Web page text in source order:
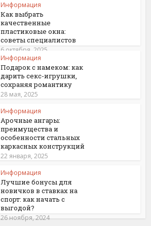
Информация
Как выбрать
качественные
пластиковые окна:
советы специалистов
6 октября, 2025
Информация
Подарок с намеком: как
дарить секс-игрушки,
сохраняя романтику
28 мая, 2025
Информация
Арочные ангары:
преимущества и
особенности стальных
каркасных конструкций
22 января, 2025
Информация
Лучшие бонусы для
новичков в ставках на
спорт: как начать с
выгодой?
26 ноября, 2024